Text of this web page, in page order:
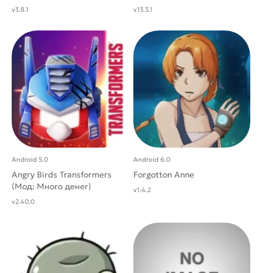
перезарядки)
v3.8.1 v13.3.1
Angry Birds Transformers
(Мод: Много денег)
Android 5.0
v2.40.0
Forgotton Anne
Android 6.0
v1.4.2